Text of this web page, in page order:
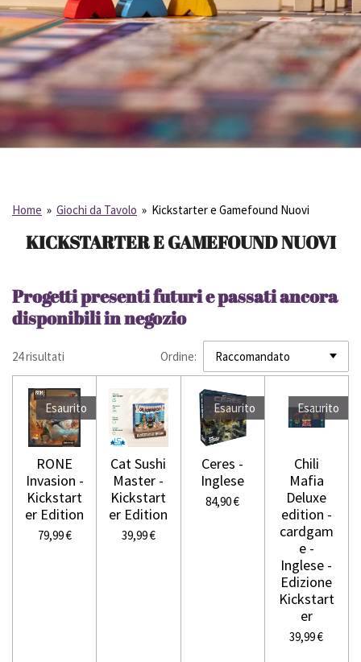
Home » Giochi da Tavolo » Kickstarter e Gamefound Nuovi
KICKSTARTER E GAMEFOUND NUOVI
Progetti presenti futuri e passati ancora
disponibili in negozio
24 risultati Ordine:
Esaurito
RONE
Invasion -
Kickstart
er Edition
79,99 €
Cat Sushi
Master -
Kickstart
er Edition
39,99 €
Esaurito
Ceres -
Inglese
84,90 €
Esaurito
Chili
Mafia
Deluxe
edition -
cardgam
e -
Inglese -
Edizione
Kickstart
er
39,99 €